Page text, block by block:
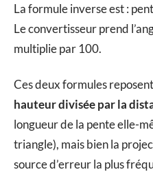
La formule inverse est :
Le convertisseur prend
multiplie par 100.
Ces deux formules
hauteur divisée par la
longueur de la pente elle-
triangle), mais bien la
source d’erreur la plus